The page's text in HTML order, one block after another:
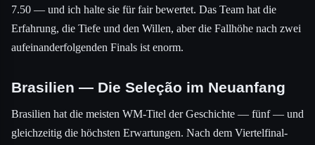
7.50 — und ich halte sie für fair bewertet. Das Team hat die
Erfahrung, die Tiefe und den Willen, aber die Fallhöhe nach zwei
aufeinanderfolgenden Finals ist enorm.
Brasilien — Die Seleção im Neuanfang
Brasilien hat die meisten WM-Titel der Geschichte — fünf — und
gleichzeitig die höchsten Erwartungen. Nach dem Viertelfinal-